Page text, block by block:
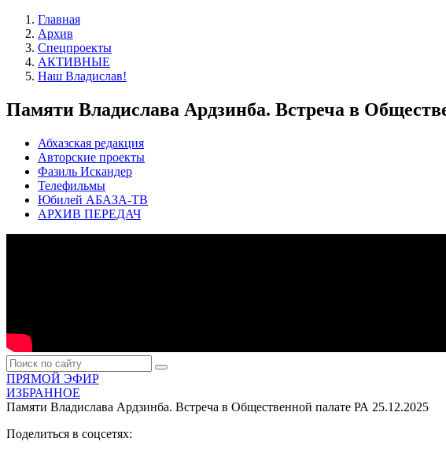
Главная
Архив
Спецпроекты
АКТИВНЫЕ
Наш Владислав!
Памяти Владислава Ардзинба. Встреча в
Абхазская редакция
Авторские проекты
Фазиль Искандер
Телефильмы
Юбилей АБАЗА-ТВ
АРХИВ ПЕРЕДАЧ
ПРЯМОЙ ЭФИР
ИЗБРАННОЕ
Памяти Владислава Ардзинба. Встреча в Общественной палате РА 25.12.2025
Поделиться в соцсетях: